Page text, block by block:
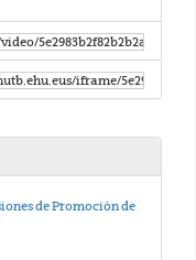
Módulo VI. Decisiones de Promoción de Ventas en la Distribuición Minorista.